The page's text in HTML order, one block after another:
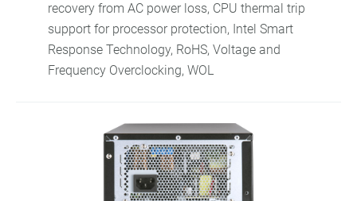
recovery from AC power loss, CPU thermal trip
support for processor protection, Intel Smart
Response Technology, RoHS, Voltage and
Frequency Overclocking, WOL